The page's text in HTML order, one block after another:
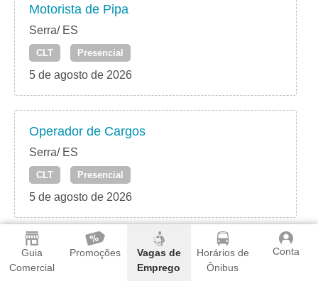
Guia
Comercial
Promoções
Vagas de
Emprego
Horários de
Ônibus
Conta
Motorista de Pipa
Serra/ ES
CLT Presencial
5 de agosto de 2026
Operador de Cargos
Serra/ ES
CLT Presencial
5 de agosto de 2026
Operador de Acabadora
Serra/ ES